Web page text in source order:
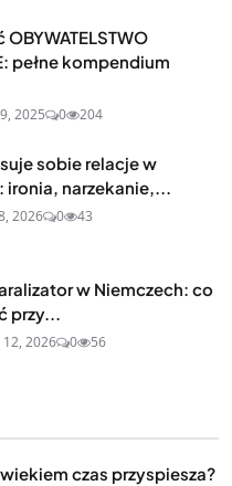
pełne kompendium
2025 0 204
sobie relacje w
ironia, narzekanie,...
2026 0 43
w Niemczech: co
przy...
12, 2026 0 56
czas przyspiesza?